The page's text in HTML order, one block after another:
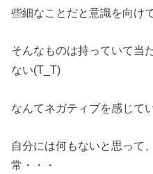
些細なことだと意識を向け
そんなものは持っていて当
ない(T_T)
なんてネガティブを感じて
自分には何もないと思って
常・・・